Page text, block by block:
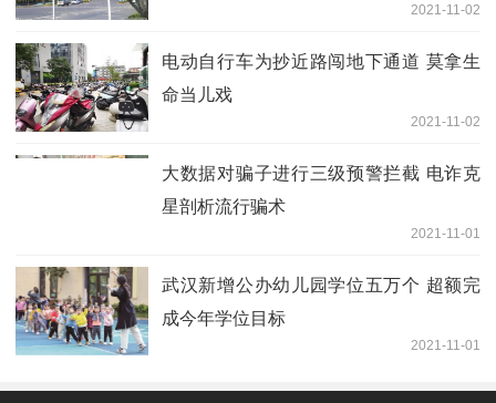
2021-11-02
电动自行车为抄近路闯地下通道 莫拿生
命当儿戏
2021-11-02
大数据对骗子进行三级预警拦截 电诈克
星剖析流行骗术
2021-11-01
武汉新增公办幼儿园学位五万个 超额完
成今年学位目标
2021-11-01